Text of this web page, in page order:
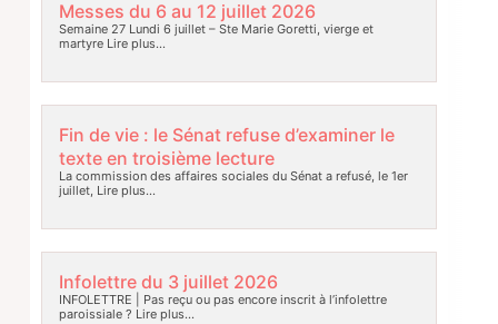
Messes du 6 au 12 juillet 2026
Semaine 27 Lundi 6 juillet – Ste Marie Goretti, vierge et
martyreLire plus…
Fin de vie : le Sénat refuse d’examiner le
texte en troisième lecture
La commission des affaires sociales du Sénat a refusé, le 1er
juillet, Lire plus…
Infolettre du 3 juillet 2026
INFOLETTRE | Pas reçu ou pas encore inscrit à l’infolettre
paroissiale ? Lire plus…